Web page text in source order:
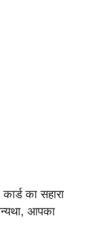
का सहारा
आपका